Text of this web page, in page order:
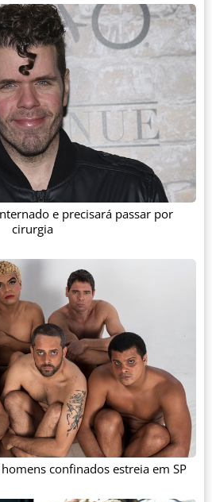
e precisará passar por
cirurgia
confinados estreia em SP